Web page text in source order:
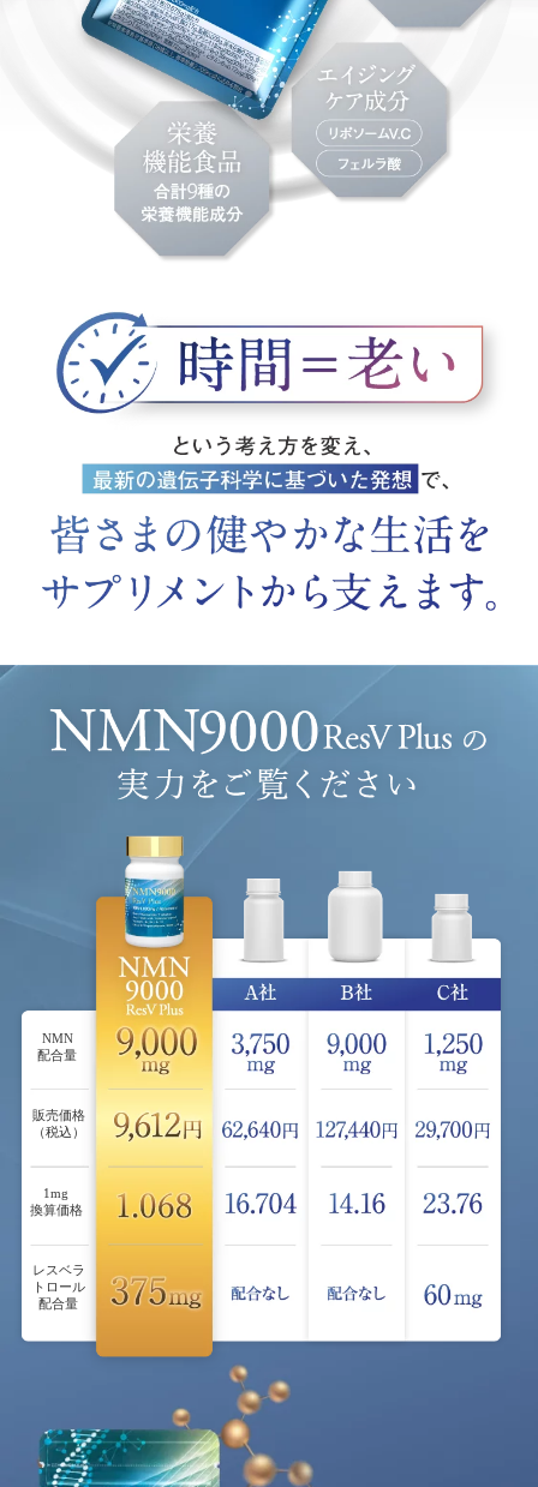
NMN
配合量
販売価格
（税込）
1mg
換算価格
レスベラ
トロール
配合量